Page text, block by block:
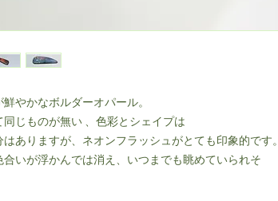
やかなボルダーオパール。
じものが無い 、色彩とシェイプは
ありますが、ネオンフラッシュがとても印象的です。
いが浮かんでは消え、いつまでも眺めていられそ